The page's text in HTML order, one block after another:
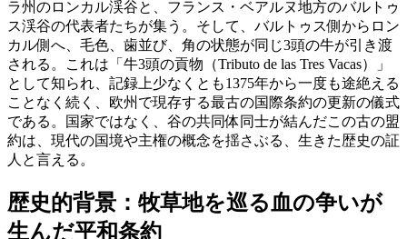
ラ州のロンカル渓谷と、フランス・ベアルヌ地方のバルトゥ
ス渓谷の代表者たちが集う。そして、バルトゥス側からロン
カル側へ、毛色、歯並び、角の状態が同じ3頭の牛が引き渡
される。これは「牛3頭の貢物（Tributo de las Tres Vacas）」
として知られ、記録上少なくとも1375年から一度も途絶える
ことなく続く、欧州で現存する最古の国際条約の更新の儀式
である。国家ではなく、谷の共同体同士が結んだこの古の盟
約は、現代の国境や主権の概念を揺さぶる、生きた歴史の証
人と言える。
歴史的背景：牧草地を巡る血の争いが
生んだ平和条約